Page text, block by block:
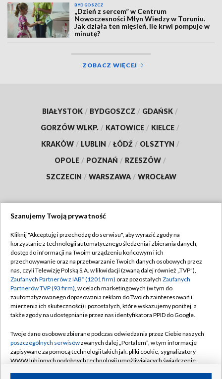
BYDGOSZCZ
„Dzień z sercem” w Centrum
Nowoczesności Młyn Wiedzy w Toruniu.
Jak działa ten mięsień, ile krwi pompuje w
minutę?
ZOBACZ WIĘCEJ
BIAŁYSTOK / BYDGOSZCZ / GDAŃSK /
GORZÓW WLKP. / KATOWICE / KIELCE /
KRAKÓW / LUBLIN / ŁÓDŹ / OLSZTYN /
OPOLE / POZNAŃ / RZESZÓW /
SZCZECIN / WARSZAWA / WROCŁAW
TVP
Abonament TVP
Emisja w TVP
Centrum informacji TVP
Naziemna Telewizja Cyfrowa
Rada Programowa
System NOS
Informacje o nadawcy
Regulamin TVP
Polityka prywatności
Moje zgody
Pomoc
Kontakt
Kanały
Szanujemy Twoją prywatność
Kliknij "Akceptuję i przechodzę do serwisu", aby wyrazić zgody na
korzystanie z technologii automatycznego śledzenia i zbierania danych,
dostęp do informacji na Twoim urządzeniu końcowym i ich
przechowywanie oraz na przetwarzanie Twoich danych osobowych przez
nas, czyli Telewizję Polską S.A. w likwidacji (zwaną dalej również „TVP”),
Zaufanych Partnerów z IAB* (1201 firm) oraz pozostałych Zaufanych
Partnerów TVP (93 firm), w celach marketingowych (w tym do
zautomatyzowanego dopasowania reklam do Twoich zainteresowań i
mierzenia ich skuteczności) i pozostałych, które wskazujemy poniżej, a
także zgody na udostępnianie przez nas identyfikatora PPID do Google.
Twoje dane osobowe zbierane podczas odwiedzania przez Ciebie naszych
poszczególnych serwisówzwanych dalej „Portalem”, w tym informacje
zapisywane za pomocą technologii takich jak: pliki cookie, sygnalizatory
WWW lub innych podobnych technologii umożliwiających świadczenie